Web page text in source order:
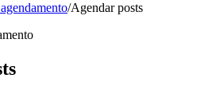
/Agendar posts